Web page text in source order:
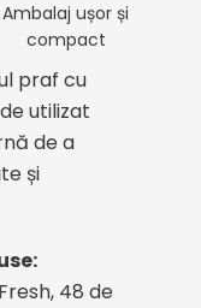
Ambalaj ușor și
compact
praf cu
utilizat
de a
și
48 de